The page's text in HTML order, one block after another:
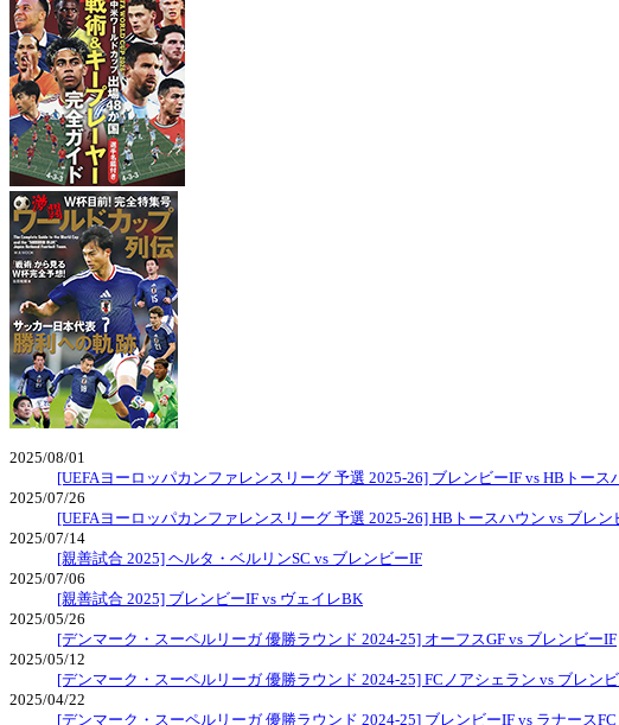
2025/08/01
[UEFAヨーロッパカンファレンスリーグ 予選 2025-26] ブレンビーIF vs HBトース
2025/07/26
[UEFAヨーロッパカンファレンスリーグ 予選 2025-26] HBトースハウン vs ブレン
2025/07/14
[親善試合 2025] ヘルタ・ベルリンSC vs ブレンビーIF
2025/07/06
[親善試合 2025] ブレンビーIF vs ヴェイレBK
2025/05/26
[デンマーク・スーペルリーガ 優勝ラウンド 2024-25] オーフスGF vs ブレンビーIF
2025/05/12
[デンマーク・スーペルリーガ 優勝ラウンド 2024-25] FCノアシェラン vs ブレン
2025/04/22
[デンマーク・スーペルリーガ 優勝ラウンド 2024-25] ブレンビーIF vs ラナースFC